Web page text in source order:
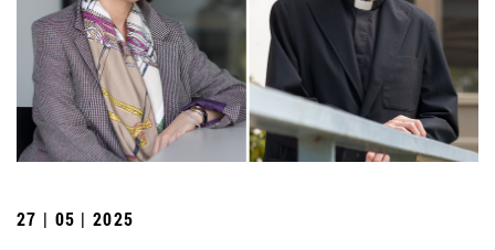
27 | 05 | 2025